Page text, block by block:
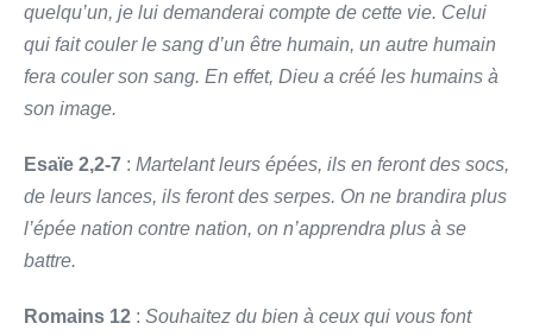
quelqu’un, je lui demanderai compte de cette vie. Celui
qui fait couler le sang d’un être humain, un autre humain
fera couler son sang. En effet, Dieu a créé les humains à
son image.
Esaïe 2,2-7 : Martelant leurs épées, ils en feront des socs,
de leurs lances, ils feront des serpes. On ne brandira plus
l’épée nation contre nation, on n’apprendra plus à se
battre.
Romains 12 : Souhaitez du bien à ceux qui vous font